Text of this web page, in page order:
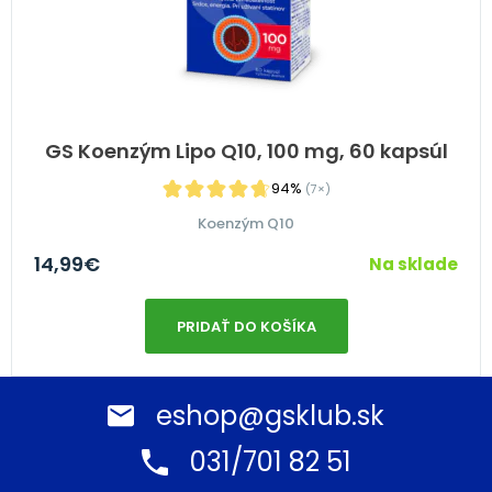
GS Koenzým Lipo Q10, 100 mg, 60 kapsúl
94% (7×)
Koenzým Q10
14,99€ Na sklade
PRIDAŤ DO KOŠÍKA
eshop@gsklub.sk
031/701 82 51